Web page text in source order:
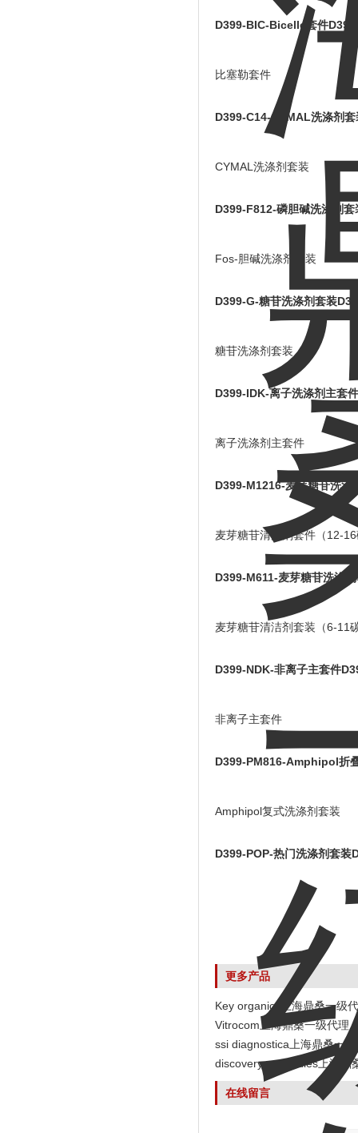
D399-BIC-Bicelle套件
比塞勒套件
D399-C14-CYMAL洗涤剂套
CYMAL洗涤剂套装
D399-F812-磷胆碱洗涤剂套
Fos-胆碱洗涤剂套装
D399-G-糖苷洗涤剂套装
糖苷洗涤剂套装
D399-IDK-离子洗涤剂主套件
离子洗涤剂主套件
D399-M1216-麦芽糖苷洗涤
麦芽糖苷清洁剂套件（12-
D399-M611-麦芽糖苷洗涤
麦芽糖苷清洁剂套装（6-11
D399-NDK-非离子主套件
非离子主套件
D399-PM816-Amphipol折
Amphipol复式洗涤剂套装
D399-POP-热门洗涤剂套装
更多产品
Key organics上海鼎桑一级
Vitrocom上海鼎桑一级代理
ssi diagnostica上海鼎桑一
discovery antibodies上海鼎
在线留言